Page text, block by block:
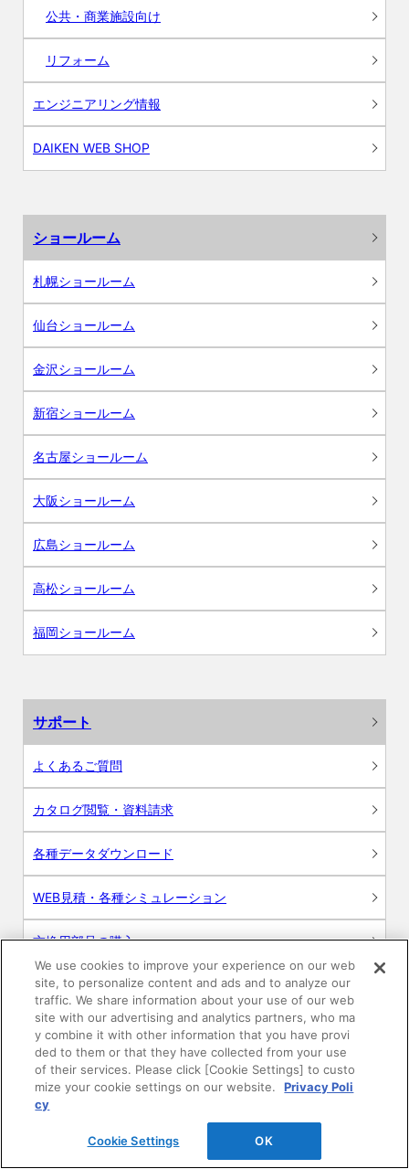
公共・商業施設向け
リフォーム
エンジニアリング情報
DAIKEN WEB SHOP
ショールーム
札幌ショールーム
仙台ショールーム
金沢ショールーム
新宿ショールーム
名古屋ショールーム
大阪ショールーム
広島ショールーム
高松ショールーム
福岡ショールーム
サポート
よくあるご質問
カタログ閲覧・資料請求
各種データダウンロード
WEB見積・各種シミュレーション
交換用部品の購入
修理・点検
お問い合わせ
ログイン
建築・設計関係者様向けサイト
We use cookies to improve your experience on our web
site, to personalize content and ads and to analyze our
traffic. We share information about your use of our web
site with our advertising and analytics partners, who ma
y combine it with other information that you have provi
ded to them or that they have collected from your use
of their services. Please click [Cookie Settings] to custo
mize your cookie settings on our website.
Privacy Poli
cy
Cookie Settings OK